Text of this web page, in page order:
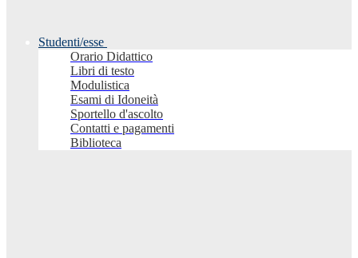
Studenti/esse
Orario Didattico
Libri di testo
Modulistica
Esami di Idoneità
Sportello d'ascolto
Contatti e pagamenti
Biblioteca